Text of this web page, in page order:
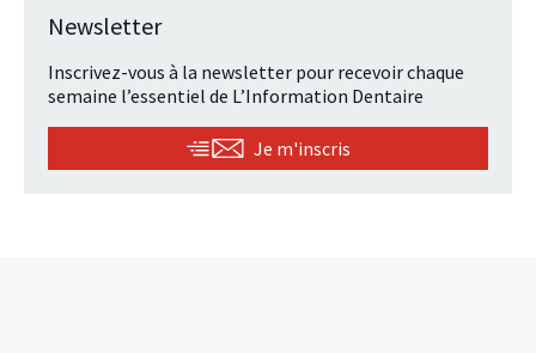
Newsletter
Inscrivez-vous à la newsletter pour recevoir chaque
semaine l’essentiel de L’Information Dentaire
Je m'inscris